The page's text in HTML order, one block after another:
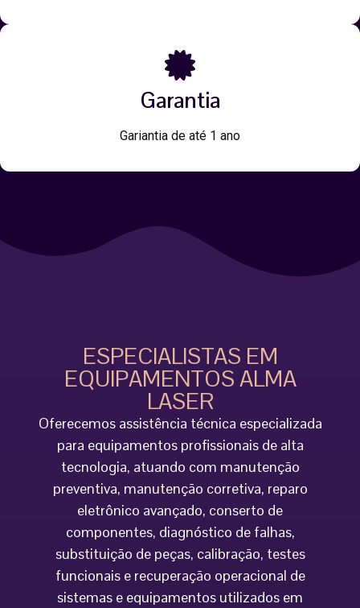
Garantia
Gariantia de até 1 ano
ESPECIALISTAS EM
EQUIPAMENTOS ALMA
LASER
Oferecemos assistência técnica especializada
para equipamentos profissionais de alta
tecnologia, atuando com manutenção
preventiva, manutenção corretiva, reparo
eletrônico avançado, conserto de
componentes, diagnóstico de falhas,
substituição de peças, calibração, testes
funcionais e recuperação operacional de
sistemas e equipamentos utilizados em